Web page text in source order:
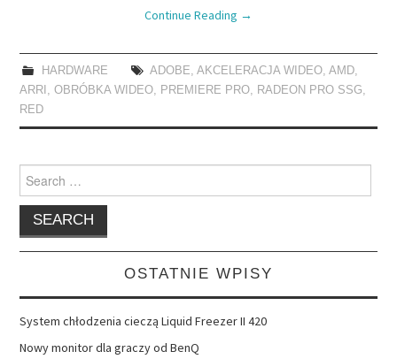
Continue Reading →
HARDWARE ADOBE, AKCELERACJA WIDEO, AMD,
ARRI ,OBRÓBKA WIDEO, PREMIERE PRO, RADEON PRO SSG,
RED
Search
for:
OSTATNIE WPISY
System chłodzenia cieczą Liquid Freezer II 420
Nowy monitor dla graczy od BenQ